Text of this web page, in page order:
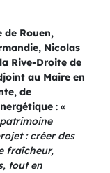
de Rouen,
Nicolas
Rive-Droite de
au Maire en
de
: «
: créer des
fraîcheur,
tout en